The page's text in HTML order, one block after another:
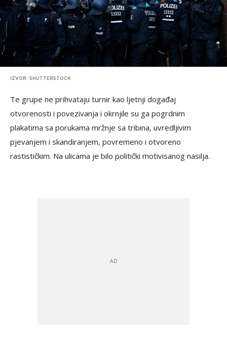
IZVOR: SHUTTERSTOCK
Te grupe ne prihvataju turnir kao ljetnji događaj
otvorenosti i povezivanja i okrnjile su ga pogrdnim
plakatima sa porukama mržnje sa tribina, uvredljivim
pjevanjem i skandiranjem, povremeno i otvoreno
rastističkim. Na ulicama je bilo politički motivisanog nasilja.